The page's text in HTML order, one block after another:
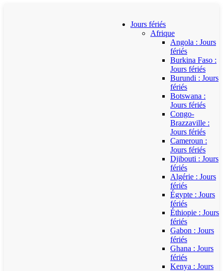
Jours fériés
Afrique
Angola : Jours
fériés
Burkina Faso :
Jours fériés
Burundi : Jours
fériés
Botswana :
Jours fériés
Congo-
Brazzaville :
Jours fériés
Cameroun :
Jours fériés
Djibouti : Jours
fériés
Algérie : Jours
fériés
Égypte : Jours
fériés
Éthiopie : Jours
fériés
Gabon : Jours
fériés
Ghana : Jours
fériés
Kenya : Jours